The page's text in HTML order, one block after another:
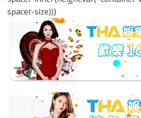
spacer-size))}